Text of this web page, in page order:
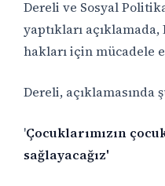
Dereli ve Sosyal
yaptıkları
hakları için mücadele
Dereli, açıklamasında
'Çocuklarımızın
sağlayacağız'